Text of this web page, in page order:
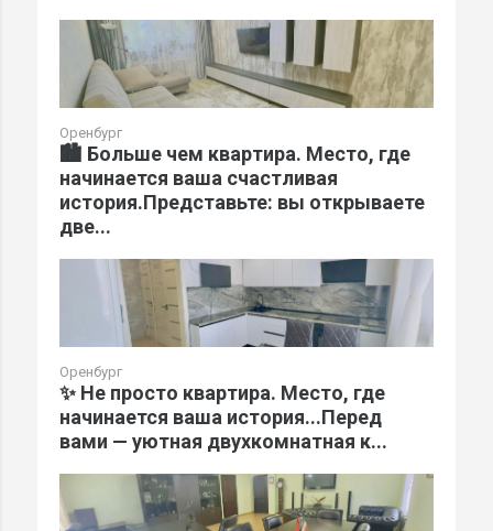
Оренбург
🏙️ Больше чем квартира. Место, где
начинается ваша счастливая
история.Представьте: вы открываете
две...
Оренбург
✨ Не просто квартира. Место, где
начинается ваша история...Перед
вами — уютная двухкомнатная к...